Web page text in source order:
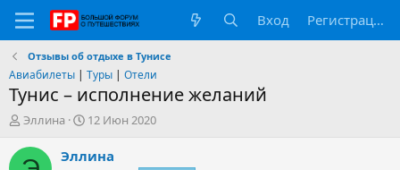
Вход Регистрация
Отзывы об отдыхе в Тунисе
Авиабилеты | Туры | Отели
Тунис – исполнение желаний
А
т
Эллина
Д
т
12 Июн 2020
Эллина